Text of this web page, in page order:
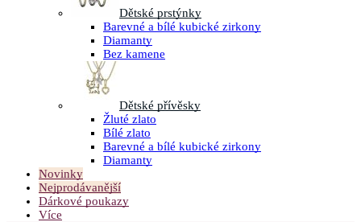
Dětské prstýnky
Barevné a bílé kubické zirkony
Diamanty
Bez kamene
Dětské přívěsky
Žluté zlato
Bílé zlato
Barevné a bílé kubické zirkony
Diamanty
Novinky
Nejprodávanější
Dárkové poukazy
Více